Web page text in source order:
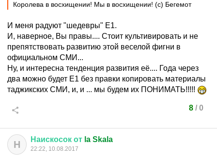
Королева в восхищении! Мы в восхищении! (с) Бегемот
И меня радуют "шедевры" Е1.
И, наверное, Вы правы.... Стоит культивировать и не
препятствовать развитию этой веселой фигни в
официальном СМИ...
Ну, и интересна тенденция развития её.... Года через
два можно будет Е1 без правки копировать материалы
таджикских СМИ, и, и ... мы будем их ПОНИМАТЬ!!!!!
8/ 0
Н Наискосок от la Skala
22:22, 10.08.2017